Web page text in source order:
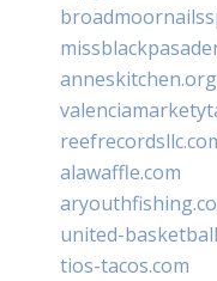
anneskitchen.org
alawaffle.com
united-
tios-tacos.com